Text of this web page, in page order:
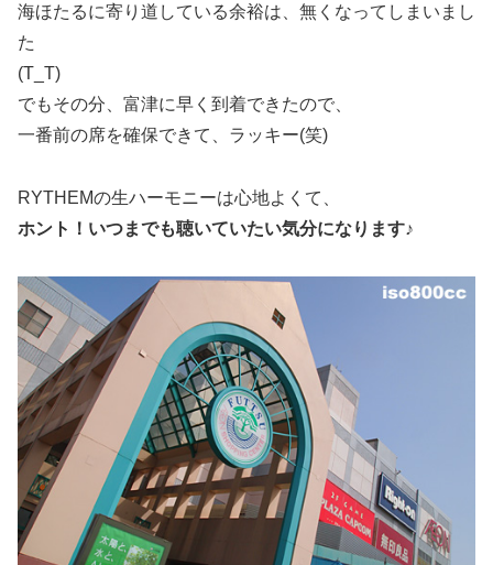
海ほたるに寄り道している余裕は、無くなってしまいまし
た
(T_T)
でもその分、富津に早く到着できたので、
一番前の席を確保できて、ラッキー(笑)
RYTHEMの生ハーモニーは心地よくて、
ホント！いつまでも聴いていたい気分になります♪